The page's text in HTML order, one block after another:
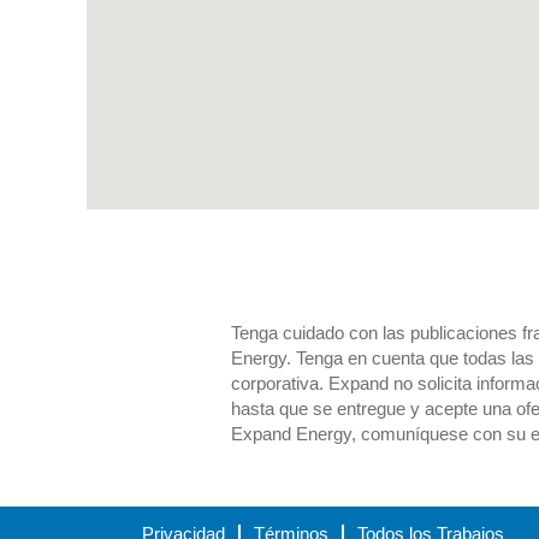
Tenga cuidado con las publicaciones
Energy. Tenga en cuenta que todas
corporativa. Expand no solicita
hasta que se entregue y acepte una
Expand Energy, comuníquese con su
Privacidad Términos Todos los Trabajos